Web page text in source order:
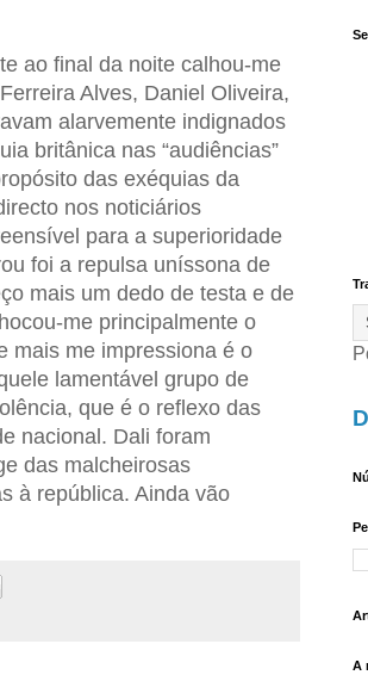
ao final da noite calhou-me
Alves, Daniel Oliveira,
alarvemente indignados
britânica nas “audiências”
das exéquias da
nos noticiários
para a superioridade
foi a repulsa uníssona de
mais um dedo de testa e de
me principalmente o
mais me impressiona é o
lamentável grupo de
que é o reflexo das
nacional. Dali foram
das malcheirosas
à república. Ainda vão
A